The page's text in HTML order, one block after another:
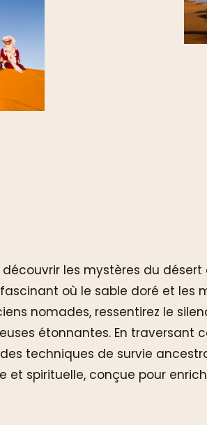
les mystères du
où le sable doré et les
nomades, ressentirez le
étonnantes. En traversant
techniques de survie
et spirituelle, conçue pour